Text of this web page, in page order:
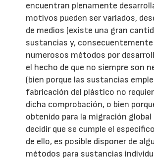
encuentran plenamente
motivos pueden ser variados,
de medios (existe una gran
sustancias y, consecuentemente
numerosos métodos por
el hecho de que no siempre son
(bien porque las sustancias
fabricación del plástico no
dicha comprobación, o bien
obtenido para la migración
decidir que se cumple el
de ello, es posible disponer de
métodos para sustancias